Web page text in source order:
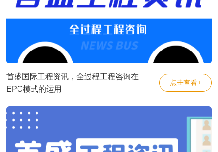
首盛国际工程资讯，全过程工程咨询在
EPC模式的运用
点击查看+